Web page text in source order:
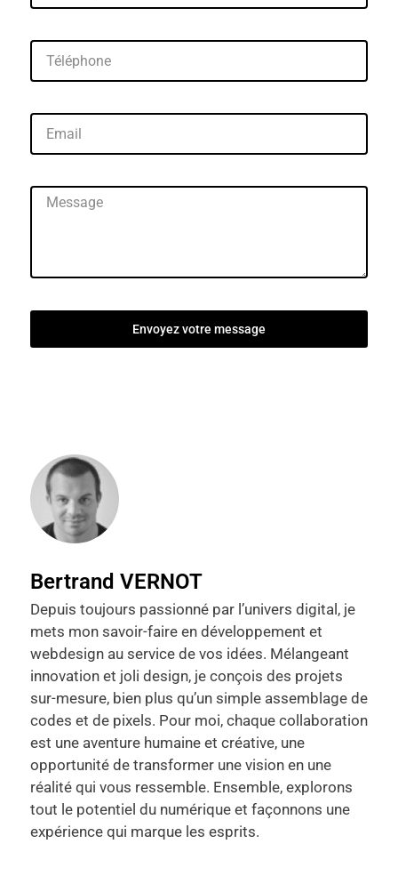
Envoyez votre message
Bertrand VERNOT
Depuis toujours passionné par l’univers digital, je
mets mon savoir-faire en développement et
webdesign au service de vos idées. Mélangeant
innovation et joli design, je conçois des projets
sur-mesure, bien plus qu’un simple assemblage de
codes et de pixels. Pour moi, chaque collaboration
est une aventure humaine et créative, une
opportunité de transformer une vision en une
réalité qui vous ressemble. Ensemble, explorons
tout le potentiel du numérique et façonnons une
expérience qui marque les esprits.